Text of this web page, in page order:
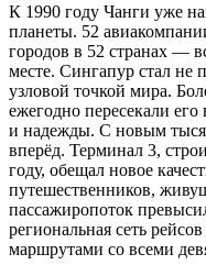
К 1990 году Чанги уже
планеты. 52
городов в 52 странах —
месте. Сингапур стал не
узловой точкой мира.
ежегодно пересекали
и надежды. С новым
вперёд. Терминал 3,
году, обещал новое
путешественников,
пассажиропоток
региональная сеть
маршрутами со всеми